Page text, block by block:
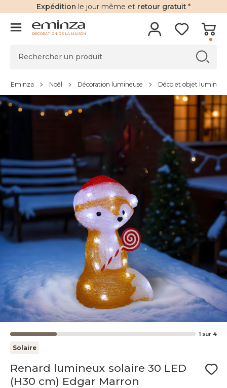
Expédition le jour même et retour gratuit *
DÉCORATION DE LA MAISON
Eminza Noël Décoration lumineuse Déco et objet lumineux
1 sur 4
Solaire
Renard lumineux solaire 30 LED
(H30 cm) Edgar Marron